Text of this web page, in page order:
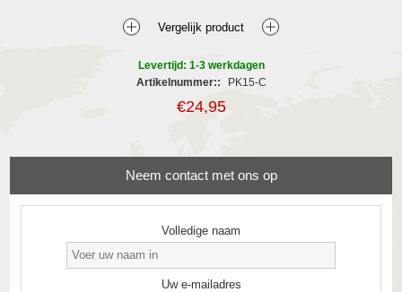
Levertijd: 1-3 werkdagen
Artikelnummer::
PK15-C
€24,95
Neem contact met ons op
Volledige naam
Uw e-mailadres